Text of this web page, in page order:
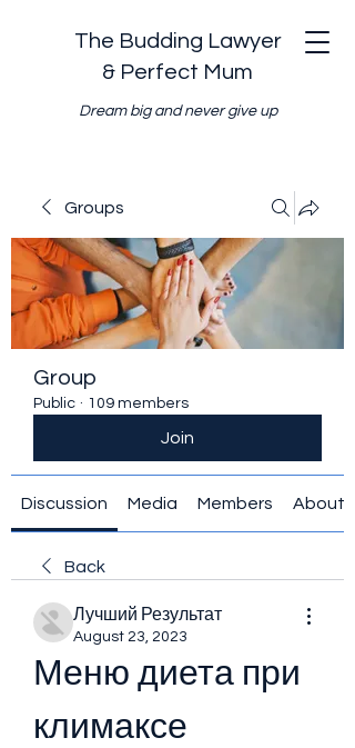
The Budding Lawyer
& Perfect Mum
Dream big and never give up
Groups
Group
Public · 109 members
Join
Discussion Media Members About
Back
Лучший Результат
August 23, 2023
Меню диета при
климаксе